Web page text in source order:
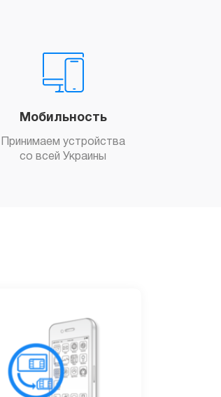
Мобильность
Принимаем устройства
со всей Украины